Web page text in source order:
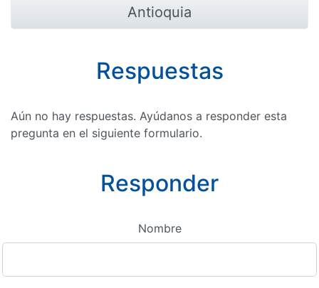
Antioquia
Respuestas
Aún no hay respuestas. Ayúdanos a responder esta
pregunta en el siguiente formulario.
Responder
Nombre